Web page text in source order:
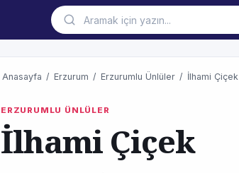
Anasayfa / Erzurum / Erzurumlu Ünlüler / İlhami Çiçek
ERZURUMLU ÜNLÜLER
İlhami Çiçek